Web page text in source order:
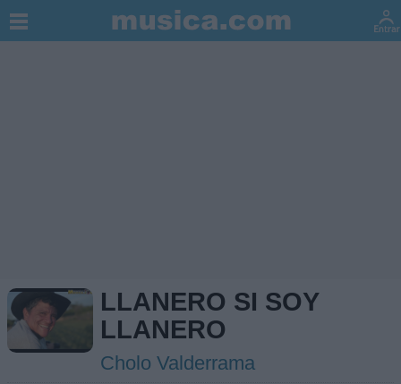
LLANERO SI SOY
LLANERO
Cholo Valderrama